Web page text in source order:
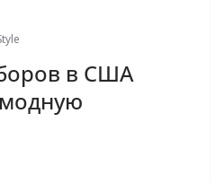
в США